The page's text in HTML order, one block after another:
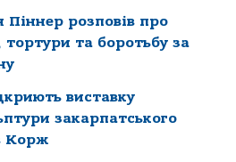
Піннер розповів про
тортури та боротьбу за
виставку
закарпатського
Корж